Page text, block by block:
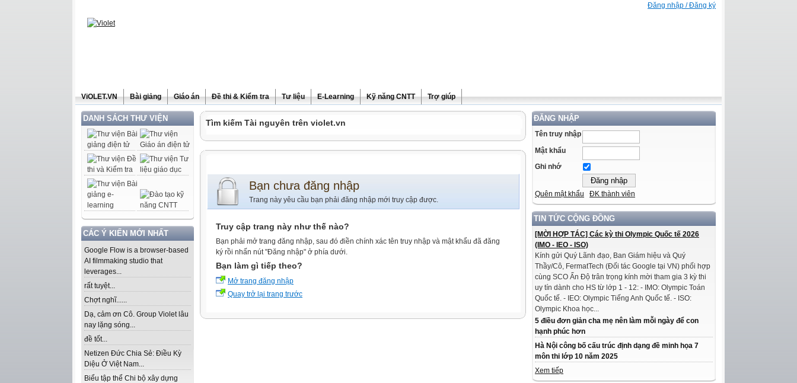
Đăng nhập / Đăng ký
ViOLET.VN Bài giảng Giáo án Đề thi & Kiểm tra Tư liệu E-Learning Kỹ năng CNTT Trợ giúp
DANH SÁCH THƯ VIỆN
CÁC Ý KIẾN MỚI NHẤT
Google Flow is a browser-based
AI filmmaking studio that
leverages...
rất tuyệt...
Chợt nghĩ......
Dạ, cảm ơn Cô. Group Violet lâu
nay lặng sóng...
đề tốt...
Netizen Đức Chia Sẻ: Điều Kỳ
Diệu Ở Việt Nam...
Biểu tập thể Chi bộ xây dựng
ĐĂNG NHẬP
Tên truy nhập
Mật khẩu
Ghi nhớ
Quên mật khẩu ĐK thành viên
TIN TỨC CỘNG ĐỒNG
[MỜI HỢP TÁC] Các kỳ thi Olympic Quốc tế 2026
(IMO - IEO - ISO)
Kính gửi Quý Lãnh đạo, Ban Giám hiệu và Quý
Thầy/Cô, FermatTech (Đối tác Google tại VN) phối hợp
cùng SCO Ấn Độ trân trọng kính mời tham gia 3 kỳ thi
uy tín dành cho HS từ lớp 1 - 12: - IMO: Olympic Toán
Quốc tế. - IEO: Olympic Tiếng Anh Quốc tế. - ISO:
Olympic Khoa học...
5 điều đơn giản cha mẹ nên làm mỗi ngày để con
hạnh phúc hơn
Hà Nội công bố cấu trúc định dạng đề minh họa 7
môn thi lớp 10 năm 2025
Xem tiếp
Tìm kiếm Tài nguyên trên violet.vn
Bạn chưa đăng nhập
Trang này yêu cầu bạn phải đăng nhập mới truy cập được.
Truy cập trang này như thế nào?
Bạn phải mở trang đăng nhập, sau đó điền chính xác tên truy nhập và mật khẩu đã đăng
ký rồi nhấn nút "Đăng nhập" ở phía dưới.
Bạn làm gì tiếp theo?
Mở trang đăng nhập
Quay trở lại trang trước